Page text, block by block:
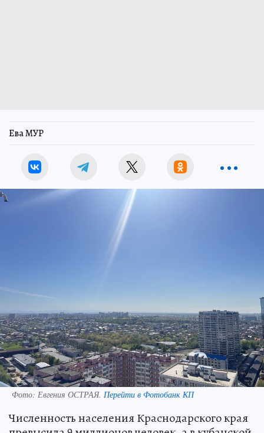
Ева МУР
Фото: Евгения ОСТРАЯ. Перейти в Фотобанк КП
Численность населения Краснодарского края